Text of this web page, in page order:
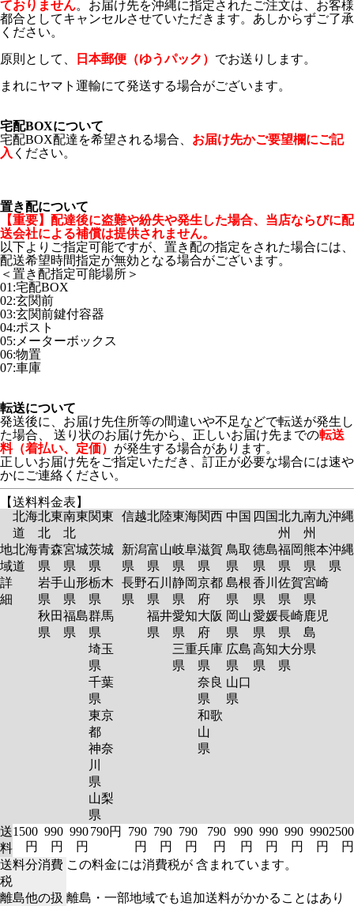
ておりません。お届け先を沖縄に指定されたご注文は、お客様
都合としてキャンセルさせていただきます。あしからずご了承
ください。
原則として、
日本郵便（ゆうパック） でお送りします。
まれにヤマト運輸にて発送する場合がございます。
宅配BOXについて
宅配BOX配達を希望される場合、 お届け先かご要望欄にご記
入 ください。
置き配について
【重要】配達後に盗難や紛失や発生した場合、当店ならびに配
送会社による補償は提供されません。
以下よりご指定可能ですが、置き配の指定をされた場合には、
配送希望時間指定が無効となる場合がございます。
＜置き配指定可能場所＞
01:宅配BOX
02:玄関前
03:玄関前鍵付容器
04:ポスト
05:メーターボックス
06:物置
07:車庫
転送について
発送後に、お届け先住所等の間違いや不足などで転送が発生し
た場合、 送り状のお届け先から、正しいお届け先までの転送
料（着払い、定価） が発生する場合があります。
正しいお届け先をご指定いただき、訂正が必要な場合には速や
かにご連絡ください。
【送料料金表】
北海
道
北東
北
南東
北
関東 信越北陸東海関西 中国 四国北九
州
南九
州
沖縄
地
域
詳
細
北海
道
青森
県
岩手
県
秋田
県
宮城
県
山形
県
福島
県
茨城
県
栃木
県
群馬
県
埼玉
県
千葉
県
東京
都
神奈
川
県
山梨
県
新潟
県
長野
県
富山
県
石川
県
福井
県
岐阜
県
静岡
県
愛知
県
三重
県
滋賀
県
京都
府
大阪
府
兵庫
県
奈良
県
和歌
山
県
鳥取
県
島根
県
岡山
県
広島
県
山口
県
徳島
県
香川
県
愛媛
県
高知
県
福岡
県
佐賀
県
長崎
県
大分
県
熊本
県
宮崎
県
鹿児
島
県
沖縄
県
送
料
1500
円
990
円
990
円
790円
790
円
790
円
790
円
790
円
990
円
990
円
990
円
990
円
2500
円
送料分消費
税
この料金には消費税が 含まれています。
離島他の扱 離島・一部地域でも追加送料がかかることはあり